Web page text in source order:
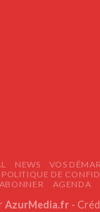
NEWS
VOS
POLITIQUE DE
AGENDA
AzurMedia.fr -